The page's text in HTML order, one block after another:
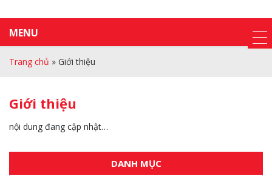
MENU
Trang chủ » Giới thiệu
Giới thiệu
nội dung đang cập nhật…
DANH MỤC